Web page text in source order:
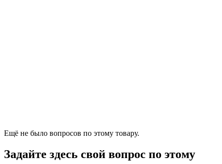
Ещё не было вопросов по этому товару.
Задайте здесь свой вопрос по этому